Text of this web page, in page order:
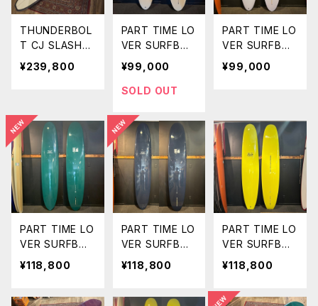
THUNDERBOL
T CJ SLASHER
LOW PRO
¥239,800
PART TIME LO
VER SURFBOA
RDS 『THE TE
ACHER』
7'5" SINGLE
¥99,000
SOLD OUT
PART TIME LO
VER SURFBOA
RDS 『THE TE
ACHER』 7'1
¥99,000
PART TIME LO
VER SURFBOA
RDS 『THE ST
RANGER』
¥118,800
PART TIME LO
VER SURFBOA
RDS 『THE ST
RANGER』
¥118,800
PART TIME LO
VER SURFBOA
RDS 『INVOLM
ENT』 9'3"
¥118,800